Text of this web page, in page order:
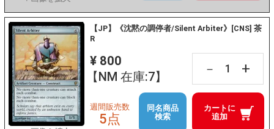
【JP】《沈黙の調停者/Silent Arbiter》[CNS] 茶
R
¥ 800
【NM 在庫:7】
－ +
カートに
追加
週間販売数
5点
同名商品
検索